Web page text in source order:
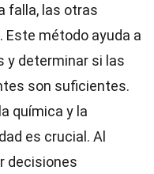
falla, las otras
Este método ayuda a
y determinar si las
son suficientes.
química y la
es crucial. Al
decisiones